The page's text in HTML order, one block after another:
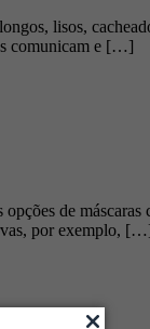
lisos,
comunicam e […]
de
por exemplo,